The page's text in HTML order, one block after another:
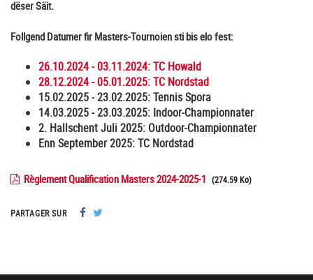
dëser Säit.
Follgend Datumer fir Masters-Tournoien sti bis elo fest:
26.10.2024 - 03.11.2024: TC Howald
28.12.2024 - 05.01.2025: TC Nordstad
15.02.2025 - 23.02.2025: Tennis Spora
14.03.2025 - 23.03.2025: Indoor-Championnater
2. Hallschent Juli 2025: Outdoor-Championnater
Enn September 2025: TC Nordstad
Règlement Qualification Masters 2024-2025-1 (274.59 Ko)
PARTAGER SUR